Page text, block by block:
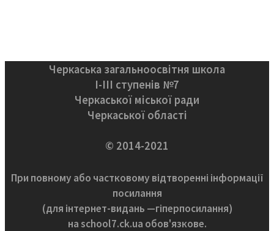
Черкаська загальноосвітня школа
І-ІІІ ступенів №7
Черкаської міської ради
Черкаської області
© 2014-2021
При повному або частковому відтворенні інформації
посилання
(для інтернет-видань —гіперпосилання)
на school7.ck.ua обов'язкове.